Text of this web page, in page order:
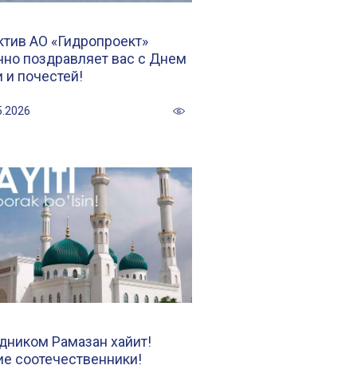
АО «Гидропроект»
поздравляет вас с Днем
и почестей!
Рамазан хайит!
соотечественники!